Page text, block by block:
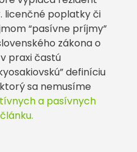
licenčné poplatky či
“pasívne príjmy”
zákona o
praxi častú
definíciu
sa nemusíme
a pasívnych